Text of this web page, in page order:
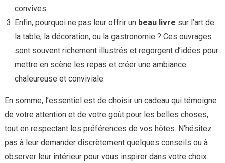
convives.
Enfin, pourquoi ne pas leur offrir un beau livre sur l’art de
la table, la décoration, ou la gastronomie ? Ces ouvrages
sont souvent richement illustrés et regorgent d’idées pour
mettre en scène les repas et créer une ambiance
chaleureuse et conviviale.
En somme, l’essentiel est de choisir un cadeau qui témoigne
de votre attention et de votre goût pour les belles choses,
tout en respectant les préférences de vos hôtes. N’hésitez
pas à leur demander discrètement quelques conseils ou à
observer leur intérieur pour vous inspirer dans votre choix.